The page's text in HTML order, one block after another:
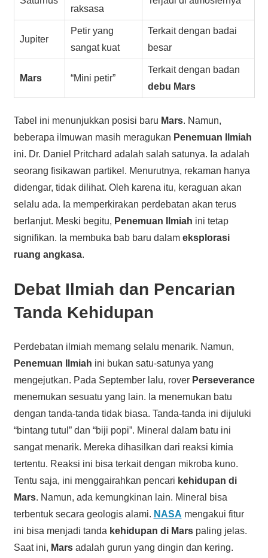
raksasa
Jupiter
Petir yang
sangat kuat
Terkait dengan badai
besar
Mars “Mini petir”
Terkait dengan badan
debu Mars
Tabel ini menunjukkan posisi baru Mars. Namun,
beberapa ilmuwan masih meragukan Penemuan Ilmiah
ini. Dr. Daniel Pritchard adalah salah satunya. Ia adalah
seorang fisikawan partikel. Menurutnya, rekaman hanya
didengar, tidak dilihat. Oleh karena itu, keraguan akan
selalu ada. Ia memperkirakan perdebatan akan terus
berlanjut. Meski begitu, Penemuan Ilmiah ini tetap
signifikan. Ia membuka bab baru dalam eksplorasi
ruang angkasa.
Debat Ilmiah dan Pencarian
Tanda Kehidupan
Perdebatan ilmiah memang selalu menarik. Namun,
Penemuan Ilmiah ini bukan satu-satunya yang
mengejutkan. Pada September lalu, rover Perseverance
menemukan sesuatu yang lain. Ia menemukan batu
dengan tanda-tanda tidak biasa. Tanda-tanda ini dijuluki
“bintang tutul” dan “biji popi”. Mineral dalam batu ini
sangat menarik. Mereka dihasilkan dari reaksi kimia
tertentu. Reaksi ini bisa terkait dengan mikroba kuno.
Tentu saja, ini menggairahkan pencari kehidupan di
Mars. Namun, ada kemungkinan lain. Mineral bisa
terbentuk secara geologis alami. NASA mengakui fitur
ini bisa menjadi tanda kehidupan di Marspaling jelas.
Saat ini, Marsadalah gurun yang dingin dan kering.